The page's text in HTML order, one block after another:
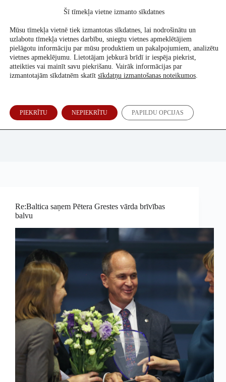
Atbalsti mūs
Madara Indāne
Re:Baltica saņem Pētera Grestes vārda brīvības
balvu
Šī tīmekļa vietne izmanto sīkdatnes
Mūsu tīmekļa vietnē tiek izmantotas sīkdatnes, lai nodrošinātu un
uzlabotu tīmekļa vietnes darbību, sniegtu vietnes apmeklētājiem
pielāgotu informāciju par mūsu produktiem un pakalpojumiem, analizētu
vietnes apmeklējumu. Lietotājam jebkurā brīdī ir iespēja piekrist,
atteikties vai mainīt savu piekrišanu. Vairāk informācijas par
izmantotajām sīkdatnēm skatīt sīkdatņu izmantošanas noteikumos.
PIEKRĪTU NEPIEKRĪTU PAPILDU OPCIJAS